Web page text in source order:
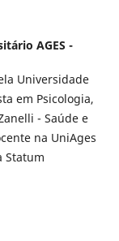
AGES -
Universidade
em Psicologia,
- Saúde e
na UniAges
Statum